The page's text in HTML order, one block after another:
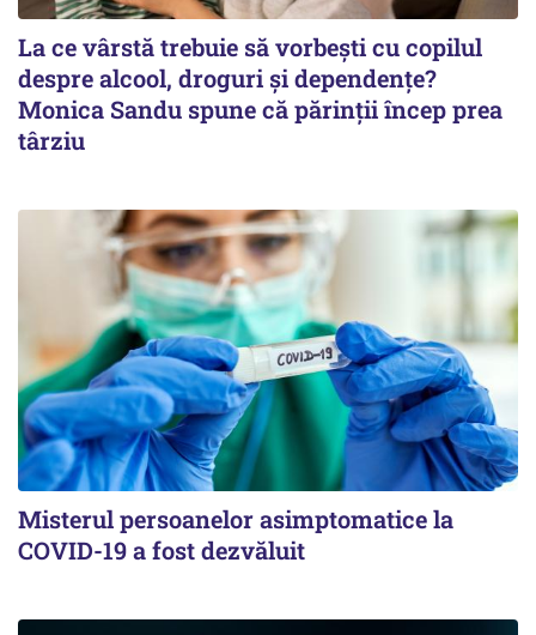
La ce vârstă trebuie să vorbești cu copilul
despre alcool, droguri și dependențe?
Monica Sandu spune că părinții încep prea
târziu
Misterul persoanelor asimptomatice la
COVID-19 a fost dezvăluit